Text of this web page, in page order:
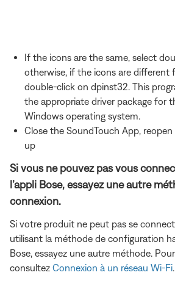
If the icons are the same, select
otherwise, if the icons are different
double-click on dpinst32. This
the appropriate driver package for
Windows operating system.
Close the SoundTouch App,
up
Si vous ne pouvez pas vous
l’appli Bose, essayez une autre
connexion.
Si votre produit ne peut pas se
utilisant la méthode de configuration
Bose, essayez une autre méthode.
consultez Connexion à un réseau Wi-Fi.